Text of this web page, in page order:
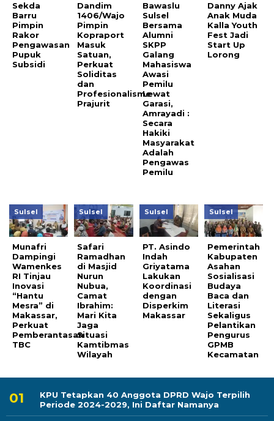
Sekda
Barru
Pimpin
Rakor
Pengawasan
Pupuk
Subsidi
Dandim
1406/Wajo
Pimpin
Kopraport
Masuk
Satuan,
Perkuat
Soliditas
dan
Profesionalisme
Prajurit
Bawaslu
Sulsel
Bersama
Alumni
SKPP
Galang
Mahasiswa
Awasi
Pemilu
Lewat
Garasi,
Amrayadi :
Secara
Hakiki
Masyarakat
Adalah
Pengawas
Pemilu
Danny Ajak
Anak Muda
Kalla Youth
Fest Jadi
Start Up
Lorong
Sulsel
Munafri
Dampingi
Wamenkes
RI Tinjau
Inovasi
“Hantu
Mesra” di
Makassar,
Perkuat
Pemberantasan
TBC
Sulsel
Safari
Ramadhan
di Masjid
Nurun
Nubua,
Camat
Ibrahim:
Mari Kita
Jaga
Situasi
Kamtibmas
Wilayah
Sulsel
PT. Asindo
Indah
Griyatama
Lakukan
Koordinasi
dengan
Disperkim
Makassar
Sulsel
Pemerintah
Kabupaten
Asahan
Sosialisasi
Budaya
Baca dan
Literasi
Sekaligus
Pelantikan
Pengurus
GPMB
Kecamatan
KPU Tetapkan 40 Anggota DPRD Wajo Terpilih
Periode 2024-2029, Ini Daftar Namanya